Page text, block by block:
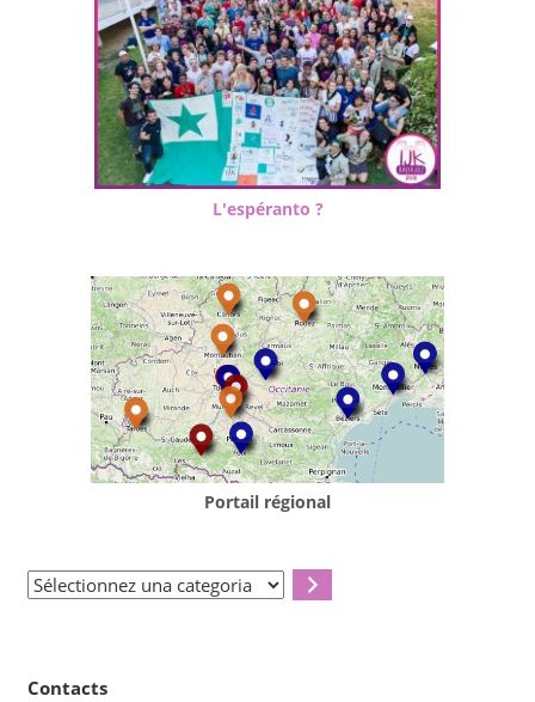
L'espéranto ?
Portail régional
Sélectionnez
Contacts